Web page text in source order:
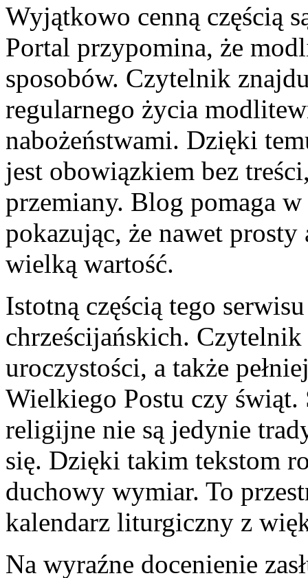
Wyjątkowo cenną częścią
Portal przypomina, że
sposobów. Czytelnik
regularnego życia
nabożeństwami. Dzięki
jest obowiązkiem bez
przemiany. Blog pomaga
pokazując, że nawet
wielką wartość.
Istotną częścią tego
chrześcijańskich. Czytelnik
uroczystości, a także
Wielkiego Postu czy świąt.
religijne nie są jedynie
się. Dzięki takim tekstom
duchowy wymiar. To
kalendarz liturgiczny z
Na wyraźne docenienie